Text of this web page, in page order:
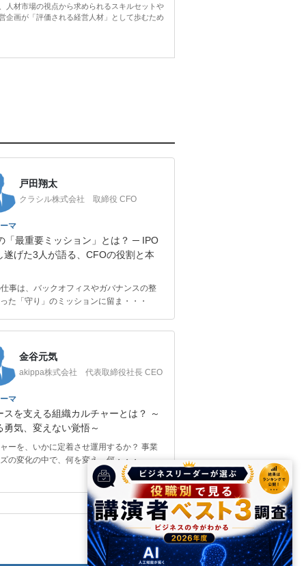
人材市場の視点から求められるスキルセットや
企画が「評価される経営人材」として歩むため
戸田翔太
クラシル株式会社 取締役 CFO
マ
「最重要ミッション」とは？ ─ IPO
遂げた3人が語る、CFOの役割と本
事は、バックオフィスやガバナンスの整
た「守り」のミッションに留ま・・・
金谷元気
akippa株式会社 代表取締役社長 CEO
マ
スを支える組織カルチャーとは？ ～
勇気、変えない覚悟～
ーを、いかに定着させ運用するか？ 事業
の変化の中で、何を変え、何・・・